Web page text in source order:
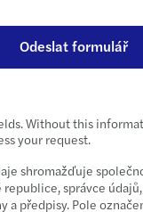
Odeslat formulář
Without this
your request.
shromažďuje
republice, správce
a předpisy. Pole